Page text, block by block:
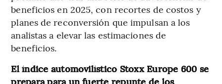
beneficios en 2025, con recortes de costos y
planes de reconversión que impulsan a los
analistas a elevar las estimaciones de
beneficios.
El índice automovilístico Stoxx Europe 600 se
prepara para un fuerte repunte de los